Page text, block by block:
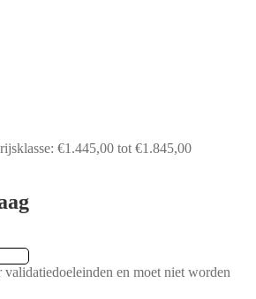
€1.445,00 tot €1.845,00
en moet niet worden